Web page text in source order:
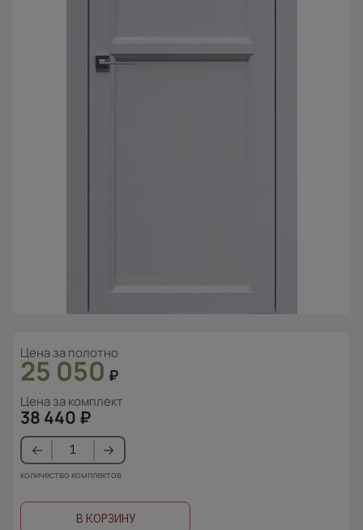
Цена за полотно
25 050 ₽
Цена за комплект
38 440 ₽
количество комплектов
В КОРЗИНУ